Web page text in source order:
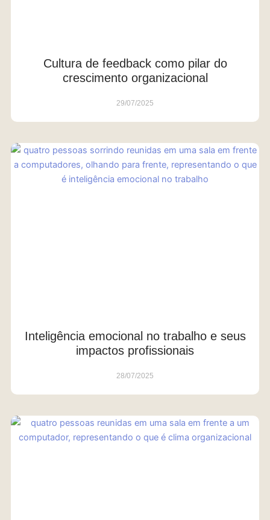
Cultura de feedback como pilar do
crescimento organizacional
29/07/2025
Inteligência emocional no trabalho e seus
impactos profissionais
28/07/2025